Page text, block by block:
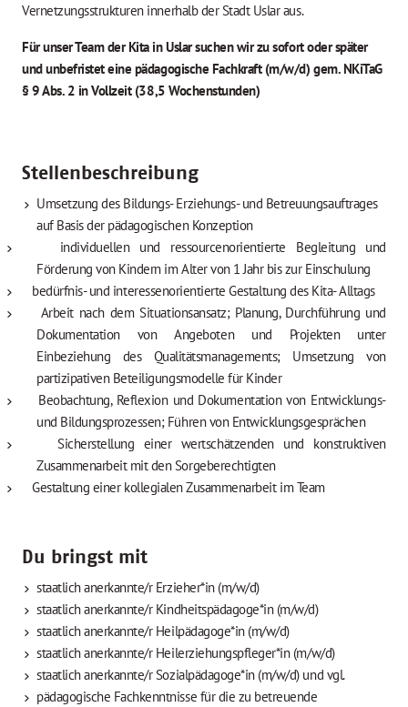
Vernetzungsstrukturen innerhalb der Stadt Uslar aus.
Für unser Team der Kita in Uslar suchen wir zu sofort oder später
und unbefristet eine pädagogische Fachkraft (m/w/d) gem. NKiTaG
§ 9 Abs. 2 in Vollzeit (38,5 Wochenstunden)
Stellenbeschreibung
Umsetzung des Bildungs- Erziehungs- und Betreuungsauftrages
auf Basis der pädagogischen Konzeption
individuellen und ressourcenorientierte Begleitung und
Förderung von Kindern im Alter von 1 Jahr bis zur Einschulung
bedürfnis- und interessenorientierte Gestaltung des Kita- Alltags
Arbeit nach dem Situationsansatz; Planung, Durchführung und
Dokumentation von Angeboten und Projekten unter
Einbeziehung des Qualitätsmanagements; Umsetzung von
partizipativen Beteiligungsmodelle für Kinder
Beobachtung, Reflexion und Dokumentation von Entwicklungs-
und Bildungsprozessen; Führen von Entwicklungsgesprächen
Sicherstellung einer wertschätzenden und konstruktiven
Zusammenarbeit mit den Sorgeberechtigten
Gestaltung einer kollegialen Zusammenarbeit im Team
Du bringst mit
staatlich anerkannte/r Erzieher*in (m/w/d)
staatlich anerkannte/r Kindheitspädagoge*in (m/w/d)
staatlich anerkannte/r Heilpädagoge*in (m/w/d)
staatlich anerkannte/r Heilerziehungspfleger*in (m/w/d)
staatlich anerkannte/r Sozialpädagoge*in (m/w/d) und vgl.
pädagogische Fachkenntnisse für die zu betreuende